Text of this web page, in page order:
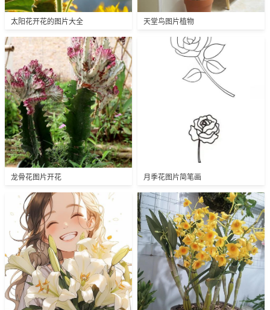
太阳花开花的图片大全 天堂鸟图片植物
龙骨花图片开花 月季花图片简笔画